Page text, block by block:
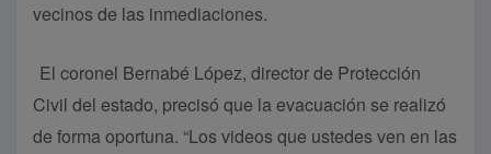
vecinos de las inmediaciones.
El coronel Bernabé López, director de Protección
Civil del estado, precisó que la evacuación se realizó
de forma oportuna. “Los videos que ustedes ven en las